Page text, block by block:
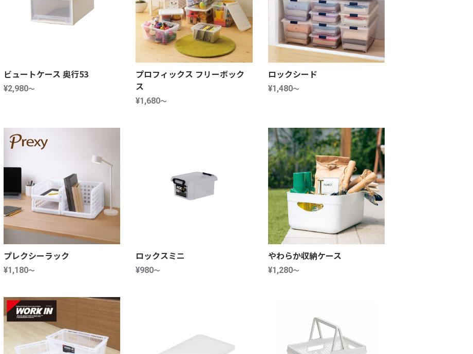
ビュートケース 奥行53
¥2,980～
プロフィックス フリーボック
ス
¥1,680～
ロックシード
¥1,480～
プレクシーラック
¥1,180～
ロックスミニ
¥980～
やわらか収納ケース
¥1,280～